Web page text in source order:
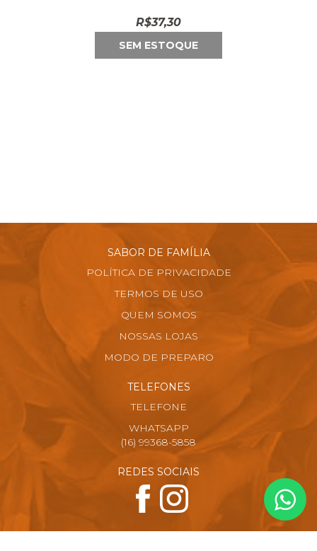
R$37,30
SEM ESTOQUE
SABOR DE FAMÍLIA
POLÍTICA DE PRIVACIDADE
TERMOS DE USO
QUEM SOMOS
NOSSAS LOJAS
MODO DE PREPARO
TELEFONES
TELEFONE
WHATSAPP
(16) 99368-5858
REDES SOCIAIS
FORMAS DE PAGAMENTO